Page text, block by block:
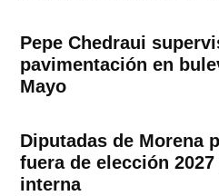
Pepe Chedraui
pavimentación en
Mayo
Diputadas de Morena
fuera de elección
interna